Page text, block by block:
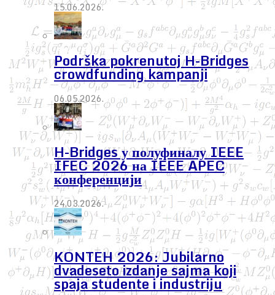
15.06.2026.
Podrška pokrenutoj H-Bridges
crowdfunding kampanji
06.05.2026.
H-Bridges у полуфиналу IEEE
IFEC 2026 на IEEE APEC
конференцији
24.03.2026.
KONTEH 2026: Jubilarno
dvadeseto izdanje sajma koji
spaja studente i industriju